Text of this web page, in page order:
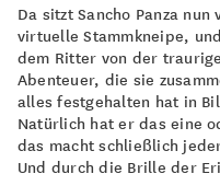
Da sitzt Sancho Panza
virtuelle Stamm­kneipe,
dem Ritter von der
Abenteuer, die sie
alles fest­gehalten hat in
Natürlich hat er das eine
das macht schließlich
Und durch die Brille der